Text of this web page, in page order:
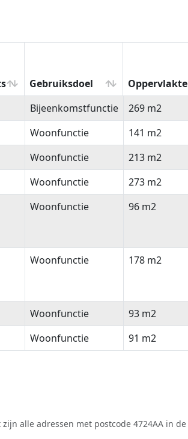
Gebruiksdoel Oppervlakte
Gebruiksdoel Oppervlakte
Bijeenkomstfunctie 269 m2
Woonfunctie 141 m2
Woonfunctie 213 m2
Woonfunctie 273 m2
Woonfunctie 96 m2
Woonfunctie 178 m2
Woonfunctie 93 m2
Woonfunctie 91 m2
alle adressen met postcode 4724AA in de